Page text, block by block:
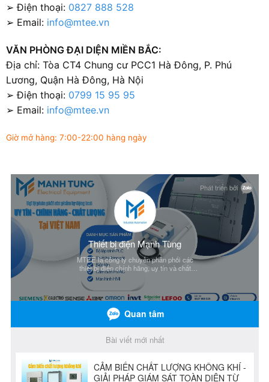
➢ Điện thoại: 0827 888 528
➢ Email: info@mtee.vn
VĂN PHÒNG ĐẠI DIỆN MIỀN BẮC:
Địa chỉ: Tòa CT4 Chung cư PCC1 Hà Đông, P. Phú
Lương, Quận Hà Đông, Hà Nội
➢ Điện thoại: 0799 15 95 95
➢ Email: info@mtee.vn
Giờ mở hàng: 7:00-22:00 hàng ngày